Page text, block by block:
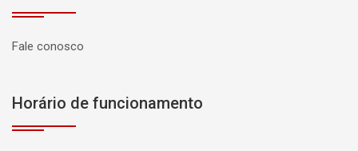
Fale conosco
Horário de funcionamento